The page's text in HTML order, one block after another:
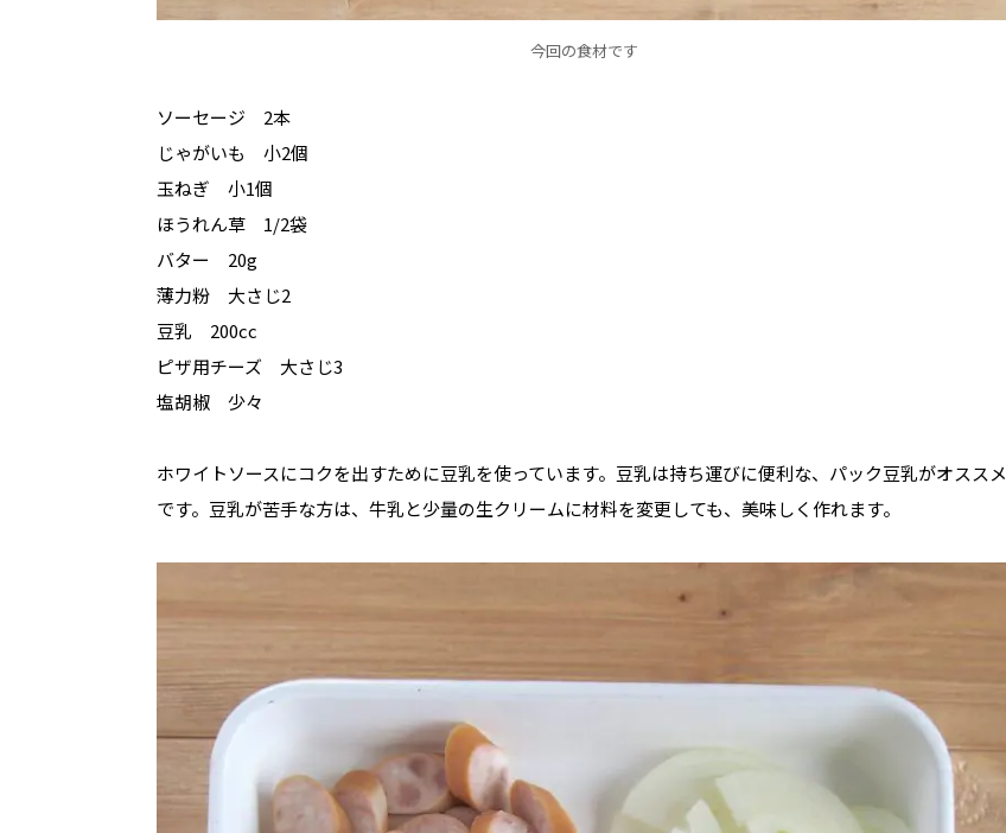
今回の食材です
ソーセージ 2本
じゃがいも 小2個
玉ねぎ 小1個
ほうれん草 1/2袋
バター 20g
薄力粉 大さじ2
豆乳 200cc
ピザ用チーズ 大さじ3
塩胡椒 少々
ホワイトソースにコクを出すために豆乳を使っています。豆乳は持ち運びに便利な、パック豆乳がオススメ
です。豆乳が苦手な方は、牛乳と少量の生クリームに材料を変更しても、美味しく作れます。